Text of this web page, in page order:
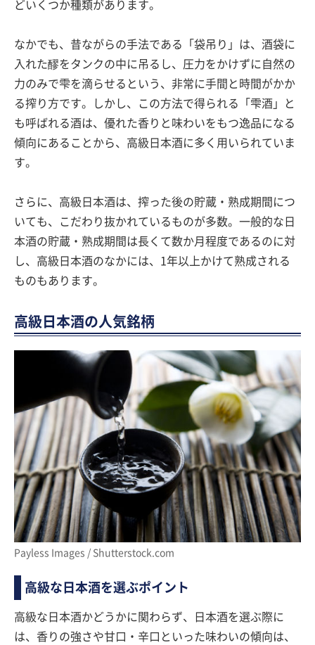
どいくつか種類があります。
なかでも、昔ながらの手法である「袋吊り」は、酒袋に
入れた醪をタンクの中に吊るし、圧力をかけずに自然の
力のみで雫を滴らせるという、非常に手間と時間がかか
る搾り方です。しかし、この方法で得られる「雫酒」と
も呼ばれる酒は、優れた香りと味わいをもつ逸品になる
傾向にあることから、高級日本酒に多く用いられていま
す。
さらに、高級日本酒は、搾った後の貯蔵・熟成期間につ
いても、こだわり抜かれているものが多数。一般的な日
本酒の貯蔵・熟成期間は長くて数か月程度であるのに対
し、高級日本酒のなかには、1年以上かけて熟成される
ものもあります。
高級日本酒の人気銘柄
Payless Images / Shutterstock.com
高級な日本酒を選ぶポイント
高級な日本酒かどうかに関わらず、日本酒を選ぶ際に
は、香りの強さや甘口・辛口といった味わいの傾向は、